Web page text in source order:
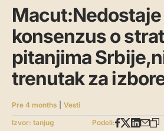
Macut:Nedostaje
konsenzus o
pitanjima
trenutak za
Pre 4 months Vesti
Izvor: tanjug
Podeli: